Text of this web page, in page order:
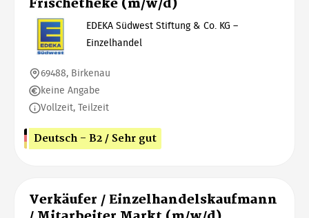
Frischetheke (m/w/d)
EDEKA Südwest Stiftung & Co. KG –
Einzelhandel
69488, Birkenau
keine Angabe
Vollzeit, Teilzeit
Deutsch - B2 / Sehr gut
Verkäufer / Einzelhandelskaufmann